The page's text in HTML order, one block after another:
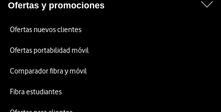
Ofertas y promociones
Ofertas nuevos clientes
Ofertas portabilidad móvil
Comparador fibra y móvil
Fibra estudiantes